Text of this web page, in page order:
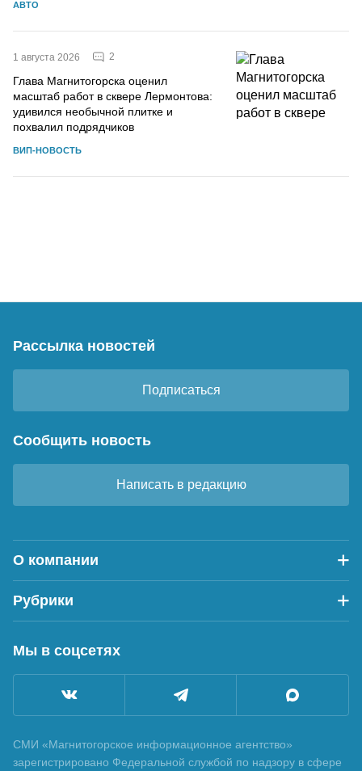
АВТО
1 августа 2026 2
Глава Магнитогорска оценил
масштаб работ в сквере Лермонтова:
удивился необычной плитке и
похвалил подрядчиков
ВИП-НОВОСТЬ
Рассылка новостей
Подписаться
Сообщить новость
Написать в редакцию
О компании
Рубрики
Мы в соцсетях
СМИ «Магнитогорское информационное агентство»
зарегистрировано Федеральной службой по надзору в сфере